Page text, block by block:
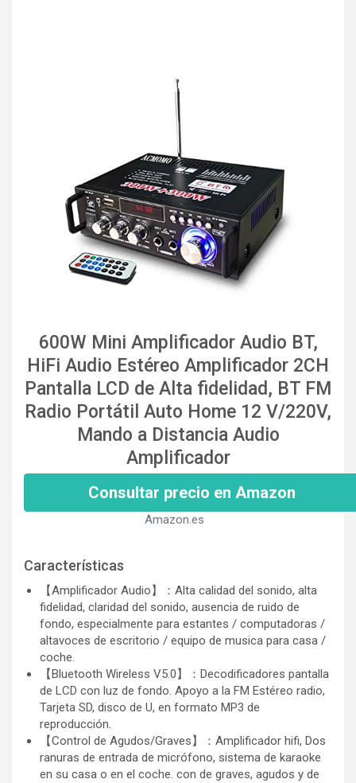
600W Mini Amplificador Audio BT,
HiFi Audio Estéreo Amplificador 2CH
Pantalla LCD de Alta fidelidad, BT FM
Radio Portátil Auto Home 12 V/220V,
Mando a Distancia Audio
Amplificador
Consultar precio en Amazon
Amazon.es
Características
【Amplificador Audio】：Alta calidad del sonido, alta
fidelidad, claridad del sonido, ausencia de ruido de
fondo, especialmente para estantes / computadoras /
altavoces de escritorio / equipo de musica para casa /
coche.
【Bluetooth Wireless V5.0】：Decodificadores pantalla
de LCD con luz de fondo. Apoyo a la FM Estéreo radio,
Tarjeta SD, disco de U, en formato MP3 de
reproducción.
【Control de Agudos/Graves】：Amplificador hifi, Dos
ranuras de entrada de micrófono, sistema de karaoke
en su casa o en el coche. con de graves, agudos y de